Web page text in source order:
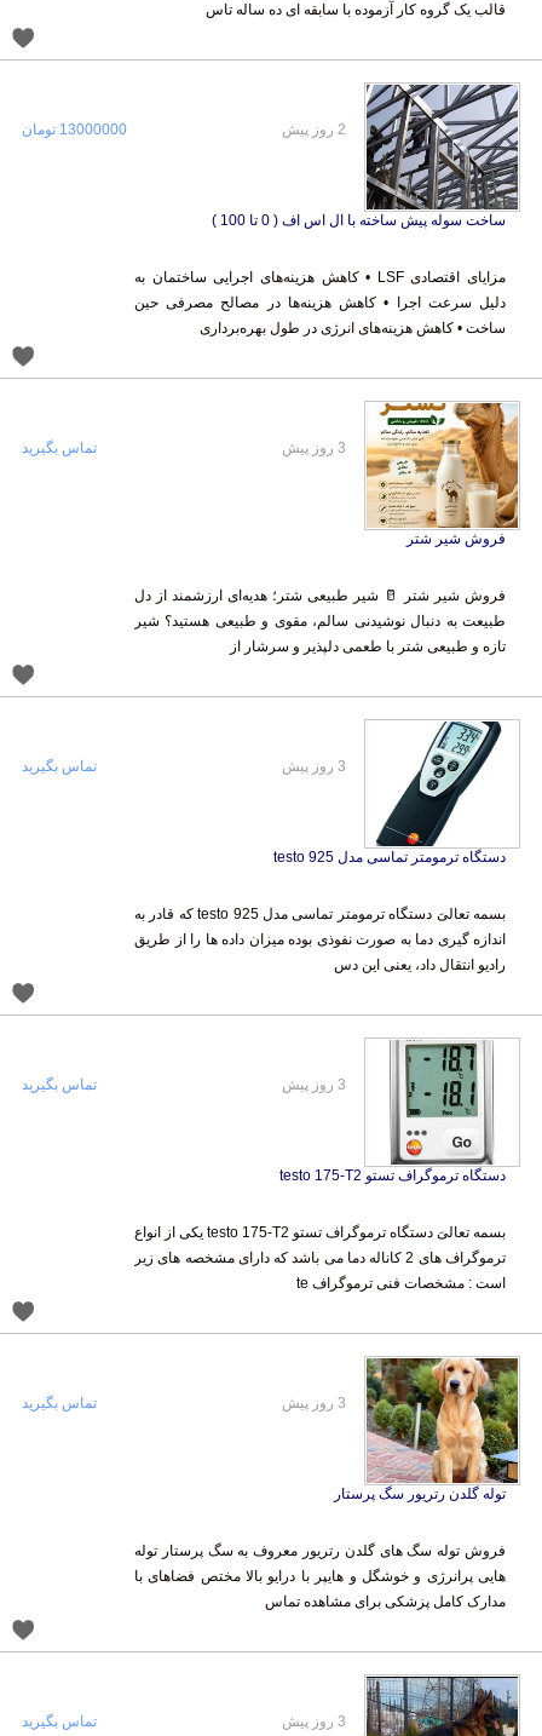
قالب یک گروه کار آزموده با سابقه ای ده ساله تاس
ساخت سوله پیش ساخته با ال اس اف ( 0 تا 100 )
مزایای اقتصادی LSF • کاهش هزینه‌های اجرایی ساختمان به
دلیل سرعت اجرا • کاهش هزینه‌ها در مصالح مصرفی حین
ساخت • کاهش هزینه‌های انرژی در طول بهره‌برداری
2 روز پیش 13000000 تومان
فروش شیر شتر
فروش شیر شتر 🥛 شیر طبیعی شتر؛ هدیه‌ای ارزشمند از دل
طبیعت به دنبال نوشیدنی سالم، مقوی و طبیعی هستید؟ شیر
تازه و طبیعی شتر با طعمی دلپذیر و سرشار از
3 روز پیش تماس بگیرید
دستگاه ترمومتر تماسی مدل testo 925
بسمه تعالیَ دستگاه ترمومتر تماسی مدل testo 925 که قادر به
اندازه گیری دما به صورت نفوذی بوده میزان داده ها را از طریق
رادیو انتقال داد، یعنی این دس
3 روز پیش تماس بگیرید
دستگاه ترموگراف تستو testo 175-T2
بسمه تعالیَ دستگاه ترموگراف تستو testo 175-T2 یکی از انواع
ترموگراف های 2 کاناله دما می باشد که دارای مشخصه های زیر
است : مشخصات فنی ترموگراف te
3 روز پیش تماس بگیرید
توله گلدن رتریور سگ پرستار
فروش توله سگ های گلدن رتریور معروف به سگ پرستار توله
هایی پرانرژی و خوشگل و هایپر با درایو بالا مختص فضاهای با
مدارک کامل پزشکی برای مشاهده تماس
3 روز پیش تماس بگیرید
3 روز پیش تماس بگیرید